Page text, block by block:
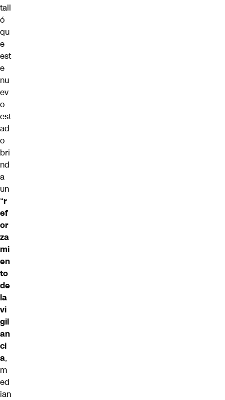
tall
ó
qu
e
est
e
nu
ev
o
est
ad
o
bri
nd
a
un
“r
ef
or
za
mi
en
to
de
la
vi
gil
an
ci
a,
m
ed
ian